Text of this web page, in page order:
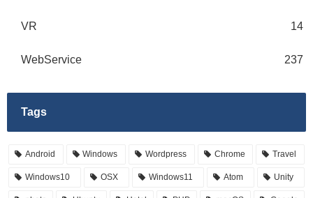
VR 14
WebService 237
Tags
Android Windows Wordpress Chrome Travel
Windows10 OSX Windows11 Atom Unity